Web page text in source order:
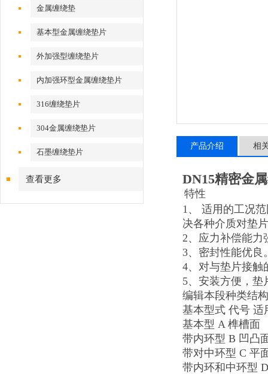
金属缠绕垫
基本型金属缠绕垫片
外加强型缠绕垫片
内加强环型金属缠绕垫片
316缠绕垫片
304金属缠绕垫片
石墨缠绕垫片
查看更多
产品介绍 相
DN15精密金
特性
1、 适用的工况
决各种介质对垫
2、应力补偿能力
3、密封性能优良
4、对与垫片接触
5、安装方便，垫
编辑本段种类结
基本型式 代号
基本型 A 榫槽面
带内环型 B 凹凸
带对中环型 C 平
带内环和中环型